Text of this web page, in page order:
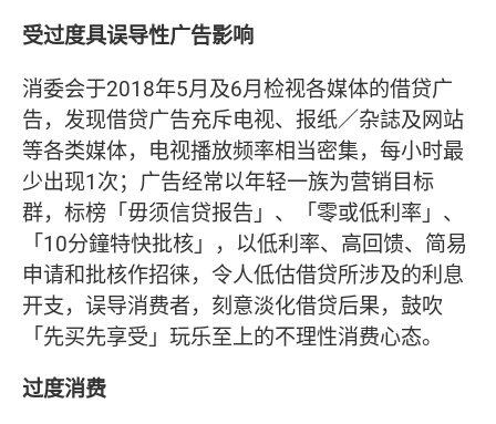
受过度具误导性广告影响
消委会于2018年5月及6月检视各媒体的借贷广
告，发现借贷广告充斥电视、报纸／杂誌及网站
等各类媒体，电视播放频率相当密集，每小时最
少出现1次；广告经常以年轻一族为营销目标
群，标榜「毋须信贷报告」、「零或低利率」、
「10分鐘特快批核」，以低利率、高回馈、简易
申请和批核作招徕，令人低估借贷所涉及的利息
开支，误导消费者，刻意淡化借贷后果，鼓吹
「先买先享受」玩乐至上的不理性消费心态。
过度消费